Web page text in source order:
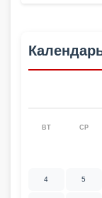
ВТ СР
4 5